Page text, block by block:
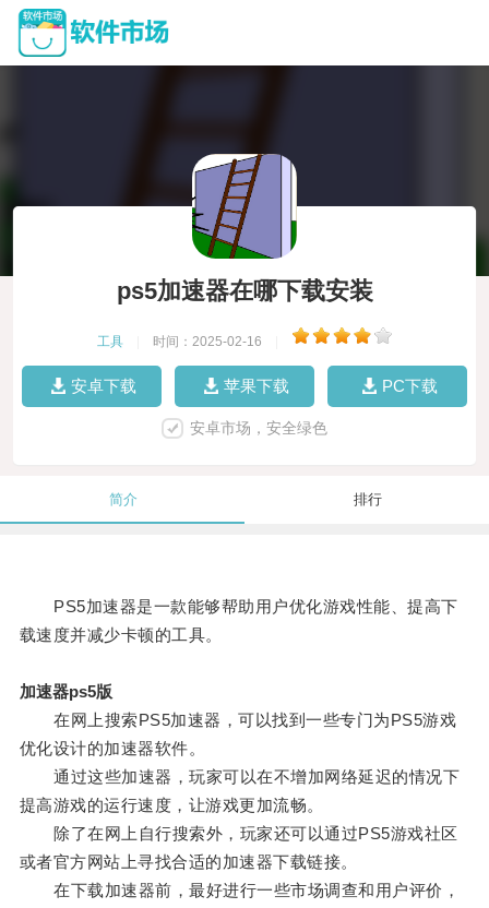
ps5加速器在哪下载安装
工具 时间：2025-02-16
安卓下载 苹果下载 PC下载
安卓市场，安全绿色
简介 排行
PS5加速器是一款能够帮助用户优化游戏性能、提高下
载速度并减少卡顿的工具。
加速器ps5版
在网上搜索PS5加速器，可以找到一些专门为PS5游戏
优化设计的加速器软件。
通过这些加速器，玩家可以在不增加网络延迟的情况下
提高游戏的运行速度，让游戏更加流畅。
除了在网上自行搜索外，玩家还可以通过PS5游戏社区
或者官方网站上寻找合适的加速器下载链接。
在下载加速器前，最好进行一些市场调查和用户评价，